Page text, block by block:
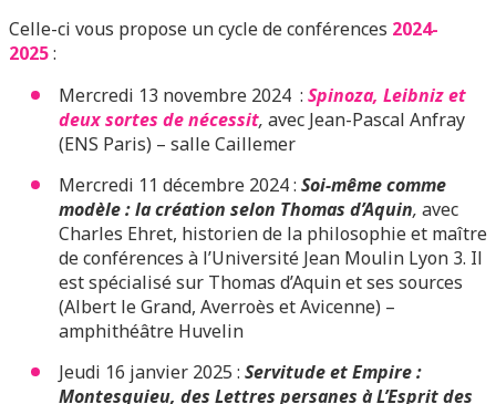
Celle-ci vous propose un cycle de conférences 2024-
2025:
Mercredi 13 novembre 2024 : Spinoza, Leibniz et
deux sortes de nécessit, avec Jean-Pascal Anfray
(ENS Paris) – salle Caillemer
Mercredi 11 décembre 2024 : Soi-même comme
modèle : la création selon Thomas d’Aquin, avec
Charles Ehret, historien de la philosophie et maître
de conférences à l’Université Jean Moulin Lyon 3. Il
est spécialisé sur Thomas d’Aquin et ses sources
(Albert le Grand, Averroès et Avicenne) –
amphithéâtre Huvelin
Jeudi 16 janvier 2025 : Servitude et Empire :
Montesquieu, des Lettres persanes à L’Esprit des